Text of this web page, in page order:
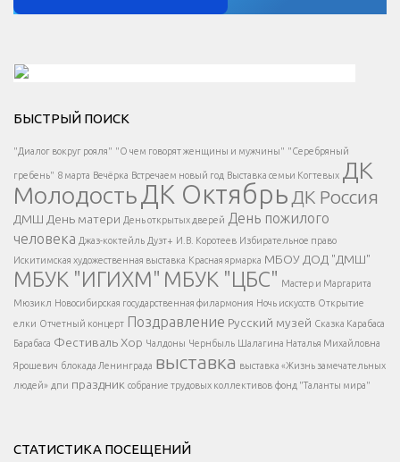
Есть вопрос?
Напишите нам
</span >
Написать
</button >
</div >
</div > </div >
БЫСТРЫЙ ПОИСК
"Диалог вокруг рояля" "О чем говорят женщины и мужчины" "Серебряный
гребень" 8 марта Вечёрка Встречаем новый год Выставка семьи Когтевых ДК
Молодость ДК Октябрь ДК Россия
ДМШ День матери День открытых дверей День пожилого
человека Джаз-коктейль Дуэт+ И.В. Коротеев Избирательное право
Искитимская художественная выставка Красная ярмарка МБОУ ДОД "ДМШ"
МБУК "ИГИХМ" МБУК "ЦБС" Мастер и Маргарита
Мюзикл Новосибирская государственная филармония Ночь искусств Открытие
елки Отчетный концерт Поздравление Русский музей Сказка Карабаса
Барабаса Фестиваль Хор Чалдоны Чернбыль Шалагина Наталья Михайловна
Ярошевич блокада Ленинграда выставка выставка «Жизнь замечательных
людей» дпи праздник собрание трудовых коллективов фонд "Таланты мира"
СТАТИСТИКА ПОСЕЩЕНИЙ